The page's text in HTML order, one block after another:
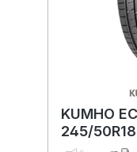
KUMHO
245/